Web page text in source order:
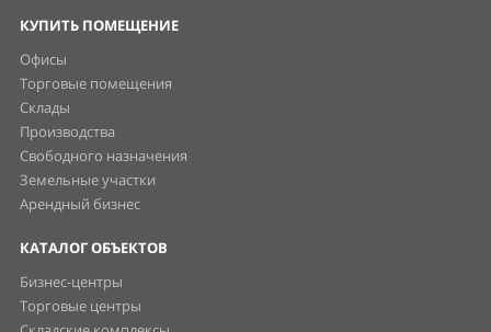
КУПИТЬ ПОМЕЩЕНИЕ
Офисы
Торговые помещения
Склады
Производства
Свободного назначения
Земельные участки
Арендный бизнес
КАТАЛОГ ОБЪЕКТОВ
Бизнес-центры
Торговые центры